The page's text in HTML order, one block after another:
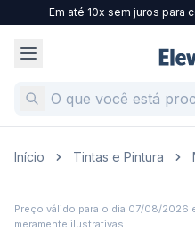
Em até 10x sem juros para
Início Tintas e Pintura
Preço válido para o dia 07/08/2026
meramente ilustrativas.